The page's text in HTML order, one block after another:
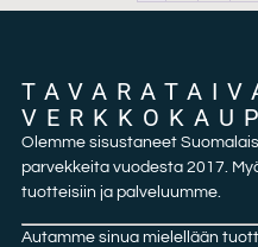
Olemme sisustaneet
parvekkeita vuodesta 2017.
tuotteisiin ja palveluumme.
Autamme sinua mielellään